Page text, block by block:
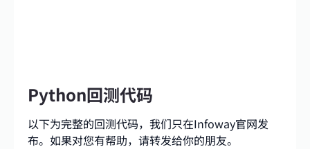
Python回测代码
以下为完整的回测代码，我们只在Infoway官网发
布。如果对您有帮助，请转发给你的朋友。